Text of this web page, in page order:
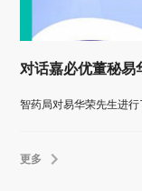
更多